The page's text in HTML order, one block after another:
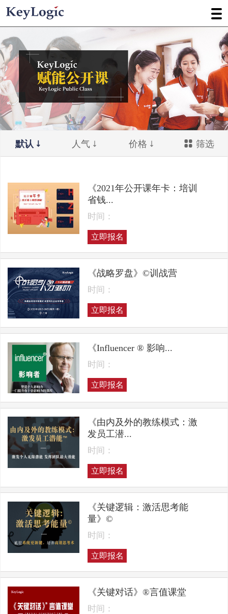
默认 人气 价格 筛选
《2021年公开课年卡：培训
省钱...
时间：
立即报名
《战略罗盘》©训战营
时间：
立即报名
《Influencer ® 影响...
时间：
立即报名
《由内及外的教练模式：激
发员工潜...
时间：
立即报名
《关键逻辑：激活思考能
量》©
时间：
立即报名
《关键对话》®言值课堂
时间：